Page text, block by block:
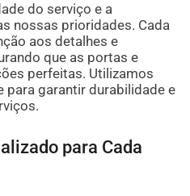
do serviço e a
nossas prioridades. Cada
aos detalhes e
que as portas e
perfeitas. Utilizamos
para garantir durabilidade e
para Cada